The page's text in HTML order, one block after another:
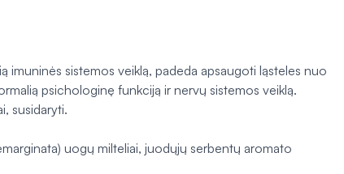
imuninės sistemos veiklą, padeda apsaugoti ląsteles nuo
psichologinę funkciją ir nervų sistemos veiklą.
susidaryti.
) uogų milteliai, juodųjų serbentų aromato